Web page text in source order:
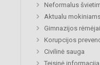
Neformalus
Aktualu
Gimnazijos rėmėjai
Korupcijos
Civilinė sauga
Teisinė informacija